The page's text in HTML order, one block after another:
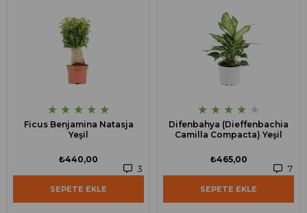
★ ★ ★ ★ ★
Ficus Benjamina Natasja
Yeşil
3
₺440,00
SEPETE EKLE
★ ★ ★ ★ ★
Difenbahya (Dieffenbachia
Camilla Compacta) Yeşil
7
₺465,00
SEPETE EKLE